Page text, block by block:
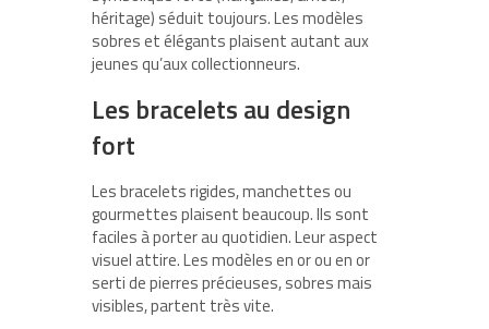
héritage) séduit toujours. Les modèles
sobres et élégants plaisent autant aux
jeunes qu’aux collectionneurs.
Les bracelets au design
fort
Les bracelets rigides, manchettes ou
gourmettes plaisent beaucoup. Ils sont
faciles à porter au quotidien. Leur aspect
visuel attire. Les modèles en or ou en or
serti de pierres précieuses, sobres mais
visibles, partent très vite.